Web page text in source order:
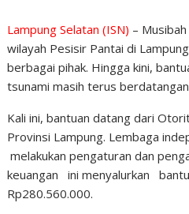
Lampung Selatan (ISN) –
wilayah Pesisir Pantai di
berbagai pihak. Hingga kini,
tsunami masih terus
Kali ini, bantuan datang dari
Provinsi Lampung. Lembaga
melakukan pengaturan dan
keuangan ini menyalurkan
Rp280.560.000.